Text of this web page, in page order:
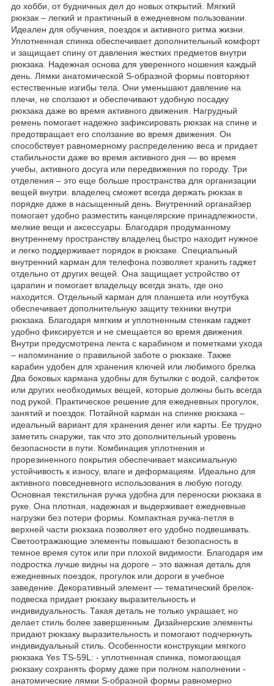
до хобби, от будничных дел до новых открытий. Мягкий
рюкзак – легкий и практичный в ежедневном пользовании.
Идеален для обучения, поездок и активного ритма жизни.
Уплотненная спинка обеспечивает дополнительный комфорт
и защищает спину от давления жестких предметов внутри
рюкзака. Надежная основа для уверенного ношения каждый
день. Лямки анатомической S-образной формы повторяют
естественные изгибы тела. Они уменьшают давление на
плечи, не сползают и обеспечивают удобную посадку
рюкзака даже во время активного движения. Нагрудный
ремень помогает надежно зафиксировать рюкзак на спине и
предотвращает его сползание во время движения. Он
способствует равномерному распределению веса и придает
стабильности даже во время активного дня — во время
учебы, активного досуга или передвижения по городу. Три
отделения – это еще больше пространства для организации
вещей внутри. владелец сможет всегда держать рюкзак в
порядке даже в насыщенный день. Внутренний органайзер
помогает удобно разместить канцелярские принадлежности,
мелкие вещи и аксессуары. Благодаря продуманному
внутреннему пространству владелец быстро находит нужное
и легко поддерживает порядок в рюкзаке. Специальный
внутренний карман для телефона позволяет хранить гаджет
отдельно от других вещей. Она защищает устройство от
царапин и помогает владельцу всегда знать, где оно
находится. Отдельный карман для планшета или ноутбука
обеспечивает дополнительную защиту техники внутри
рюкзака. Благодаря мягким и уплотненным стенкам гаджет
удобно фиксируется и не смещается во время движения.
Внутри предусмотрена лента с карабином и пометками ухода
– напоминание о правильной заботе о рюкзаке. Также
карабин удобен для хранения ключей или любимого брелка
Два боковых кармана удобны для бутылки с водой, салфеток
или других необходимых вещей, которые должны быть всегда
под рукой. Практическое решение для ежедневных прогулок,
занятий и поездок. Потайной карман на спинке рюкзака –
идеальный вариант для хранения денег или карты. Ее трудно
заметить снаружи, так что это дополнительный уровень
безопасности в пути. Комбинация уплотнения и
прорезиненного покрытия обеспечивает максимальную
устойчивость к износу, влаге и деформациям. Идеально для
активного повседневного использования в любую погоду.
Основная текстильная ручка удобна для переноски рюкзака в
руке. Она плотная, надежная и выдерживает ежедневные
нагрузки без потери формы. Компактная ручка-петля в
верхней части рюкзака позволяет его удобно подвешивать.
Светоотражающие элементы повышают безопасность в
темное время суток или при плохой видимости. Благодаря им
подростка лучше видны на дороге – это важная деталь для
ежедневных поездок, прогулок или дороги в учебное
заведение. Декоративный элемент — тематический брелок-
подвеска придает рюкзаку выразительность и
индивидуальность. Такая деталь не только украшает, но
делает стиль более завершенным. Дизайнерские элементы
придают рюкзаку выразительность и помогают подчеркнуть
индивидуальный стиль. Особенности конструкции мягкого
рюкзака Yes TS-59L: - уплотненная спинка, помогающая
рюкзаку сохранять форму даже при полном наполнении -
анатомические лямки S-образной формы равномерно